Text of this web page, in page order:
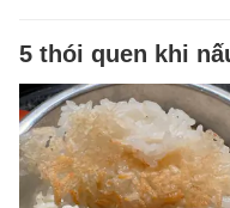
5 thói quen khi